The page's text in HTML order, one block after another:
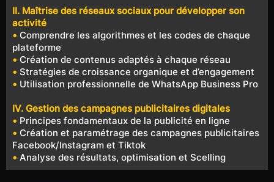
II. Maîtrise des réseaux sociaux pour développer son
activité
• Comprendre les algorithmes et les codes de chaque
plateforme
• Création de contenus adaptés à chaque réseau
• Stratégies de croissance organique et d’engagement
• Utilisation professionnelle de WhatsApp Business Pro
IV. Gestion des campagnes publicitaires digitales
• Principes fondamentaux de la publicité en ligne
• Création et paramétrage des campagnes publicitaires
Facebook/Instagram et Tiktok
• Analyse des résultats, optimisation et Scelling